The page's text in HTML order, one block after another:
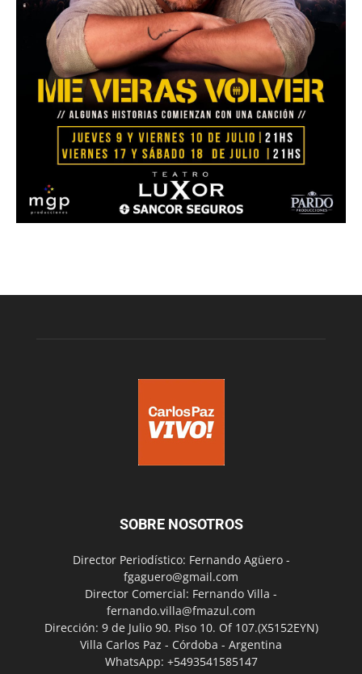
SOBRE NOSOTROS
Director Periodístico: Fernando Agüero -
fgaguero@gmail.com
Director Comercial: Fernando Villa -
fernando.villa@fmazul.com
Dirección: 9 de Julio 90. Piso 10. Of 107.(X5152EYN)
Villa Carlos Paz - Córdoba - Argentina
WhatsApp: +5493541585147